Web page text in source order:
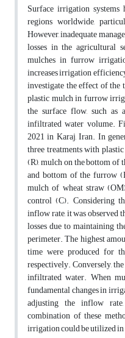
Surface irrigation
regions worldwide,
However, inadequate
losses in the agricultural
mulches in furrow
increases irrigation
investigate the effect of
plastic mulch in furrow
the surface flow, such as
infiltrated water volume.
2021 in Karaj, Iran. In
three treatments with
(R), mulch on the bottom of
and bottom of the furrow
mulch of wheat straw
control (C). Considering
inflow rate, it was observed
losses due to maintaining
perimeter. The highest
time were produced for
respectively. Conversely,
infiltrated water. When
fundamental changes in
adjusting the inflow
combination of these
irrigation could be utilized